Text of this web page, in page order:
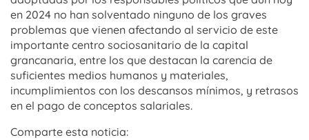
en 2024 no han solventado ninguno de los graves
problemas que vienen afectando al servicio de este
importante centro sociosanitario de la capital
grancanaria, entre los que destacan la carencia de
suficientes medios humanos y materiales,
incumplimientos con los descansos mínimos, y retrasos
en el pago de conceptos salariales.
Comparte esta noticia: